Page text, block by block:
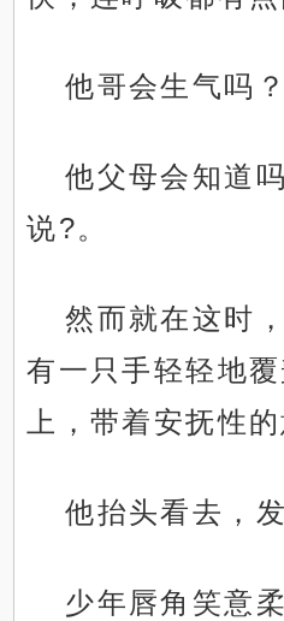
他哥会生气吗？
他父母会知道
说?。
然而就在这时
有一只手轻轻地
上，带着安抚性的
他抬头看去，
少年唇角笑意